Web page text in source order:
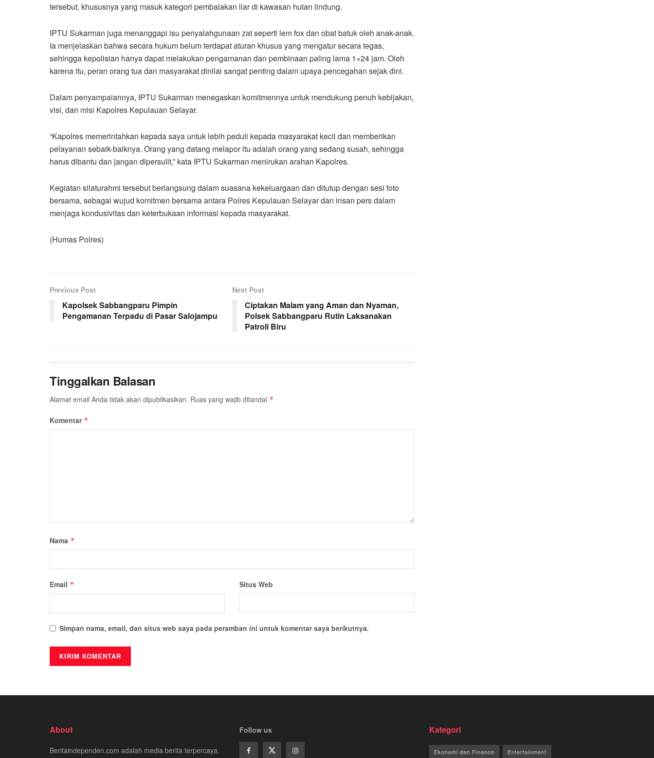
tersebut, khususnya yang masuk kategori pembalakan liar di kawasan hutan lindung.
IPTU Sukarman juga menanggapi isu penyalahgunaan zat seperti lem fox dan obat batuk oleh anak-anak.
Ia menjelaskan bahwa secara hukum belum terdapat aturan khusus yang mengatur secara tegas,
sehingga kepolisian hanya dapat melakukan pengamanan dan pembinaan paling lama 1×24 jam. Oleh
karena itu, peran orang tua dan masyarakat dinilai sangat penting dalam upaya pencegahan sejak dini.
Dalam penyampaiannya, IPTU Sukarman menegaskan komitmennya untuk mendukung penuh kebijakan,
visi, dan misi Kapolres Kepulauan Selayar.
“Kapolres memerintahkan kepada saya untuk lebih peduli kepada masyarakat kecil dan memberikan
pelayanan sebaik-baiknya. Orang yang datang melapor itu adalah orang yang sedang susah, sehingga
harus dibantu dan jangan dipersulit,” kata IPTU Sukarman menirukan arahan Kapolres.
Kegiatan silaturahmi tersebut berlangsung dalam suasana kekeluargaan dan ditutup dengan sesi foto
bersama, sebagai wujud komitmen bersama antara Polres Kepulauan Selayar dan insan pers dalam
menjaga kondusivitas dan keterbukaan informasi kepada masyarakat.
(Humas Polres)
Previous Post
Kapolsek Sabbangparu Pimpin
Pengamanan Terpadu di Pasar Salojampu
Next Post
Ciptakan Malam yang Aman dan Nyaman,
Polsek Sabbangparu Rutin Laksanakan
Patroli Biru
Tinggalkan Balasan
Alamat email Anda tidak akan dipublikasikan. Ruas yang wajib ditandai *
Komentar *
Nama *
Email * Situs Web
Simpan nama, email, dan situs web saya pada peramban ini untuk komentar saya berikutnya.
About
Beritaindependen.com adalah media berita terpercaya.
Follow us Kategori
Ekonomi dan Finance Entertainment